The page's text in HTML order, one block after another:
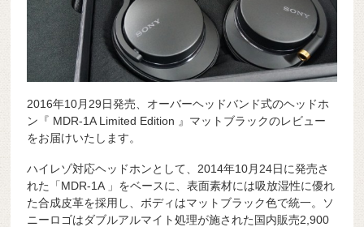
2016年10月29日発売、オーバーヘッドバンド式のヘッドホ
ン『 MDR-1A Limited Edition 』マットブラックのレビュー
をお届けいたします。
ハイレゾ対応ヘッドホンとして、2014年10月24日に発売さ
れた「MDR-1A 」をベースに、表面素材には吸放湿性に優れ
た合成皮革を採用し、ボディはマットブラック色で統一。ソ
ニーロゴはダブルアルマイト処理が施された国内販売2,900